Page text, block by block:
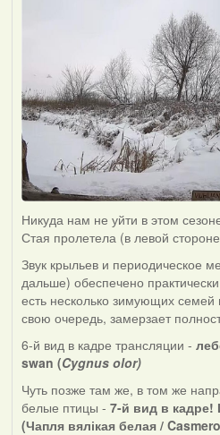
Никуда нам не уйти в этом
Стая пролетела (в левой
Звук крыльев и периодическое
дальше) обеспечено
есть несколько зимующих
свою очередь, замерзает
6-й вид в кадре трансляции -
swan (Cygnus olor)
Чуть позже там же, в том же
белые птицы - 7-й вид в
(Чапля вялікая белая /